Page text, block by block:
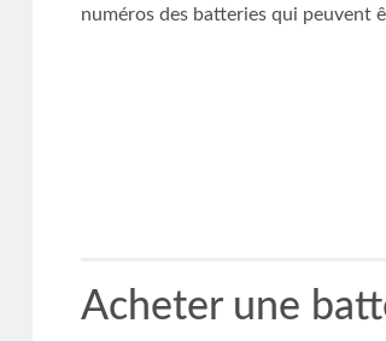
numéros des batteries qui peuvent
Acheter une